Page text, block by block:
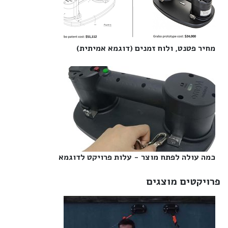
מחיר פטנט, ולוח זמנים (דוגמא אמיתית)‎
כמה עולה לפתח מוצר - עלות פרויקט לדוגמא‎
פרויקטים מוצגים